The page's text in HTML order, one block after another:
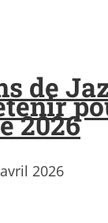
de
2026
2026